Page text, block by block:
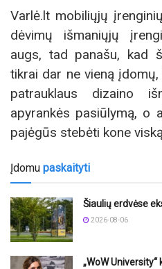
Varlė.lt mobiliųjų
dėvimų išmaniųjų
augs, tad panašu, kad
tikrai dar ne vieną
patrauklaus dizaino
apyrankės pasiūlymą, o
pajėgūs stebėti kone
Įdomu paskaityti
Šiaulių erdvėse
2026-08-06
„WoW